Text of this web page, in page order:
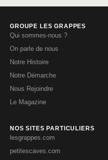
GROUPE LES GRAPPES
Qui sommes-nous ?
On parle de nous
Notre Histoire
Notre Démarche
Nous Rejoindre
Le Magazine
NOS SITES PARTICULIERS
lesgrappes.com
petitescaves.com